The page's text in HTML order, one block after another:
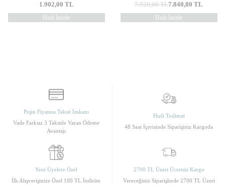
1.902,00 TL
Hızlı İncele
7.920,00TL7.840,80 TL
Hızlı İncele
Peşin Fiyatına Taksit İmkanı
Vade Farksız 3 Takside Varan Ödeme
Avantajı
Hızlı Teslimat
48 Saat İçerisinde Siparişiniz Kargoda
Yeni Üyelere Özel
İlk Alışverişinize Özel 100 TL İndirim
2700 TL Üzeri Ücretsiz Kargo
Vereceğiniz Siparişlerde 2700 TL Üzeri